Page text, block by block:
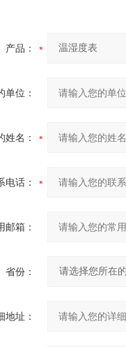
产品：
单位：
姓名：
电话：
邮箱：
省份：
地址：